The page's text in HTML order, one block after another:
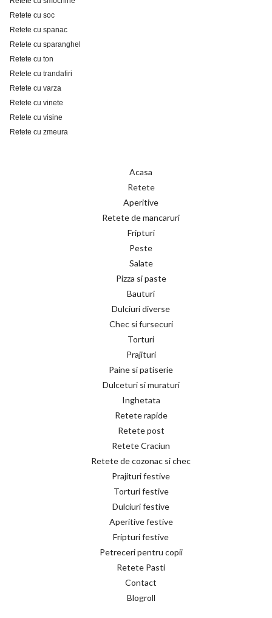
Retete cu soc
Retete cu spanac
Retete cu sparanghel
Retete cu ton
Retete cu trandafiri
Retete cu varza
Retete cu vinete
Retete cu visine
Retete cu zmeura
Acasa
Retete
Aperitive
Retete de mancaruri
Fripturi
Peste
Salate
Pizza si paste
Bauturi
Dulciuri diverse
Chec si fursecuri
Torturi
Prajituri
Paine si patiserie
Dulceturi si muraturi
Inghetata
Retete rapide
Retete post
Retete Craciun
Retete de cozonac si chec
Prajituri festive
Torturi festive
Dulciuri festive
Aperitive festive
Fripturi festive
Petreceri pentru copii
Retete Pasti
Contact
Blogroll